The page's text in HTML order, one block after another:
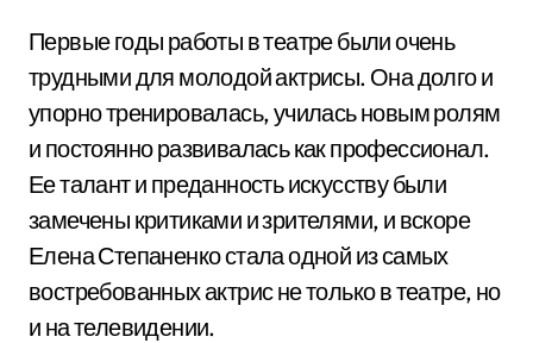
Первые годы работы в театре были очень
трудными для молодой актрисы. Она долго и
упорно тренировалась, училась новым ролям
и постоянно развивалась как профессионал.
Ее талант и преданность искусству были
замечены критиками и зрителями, и вскоре
Елена Степаненко стала одной из самых
востребованных актрис не только в театре, но
и на телевидении.